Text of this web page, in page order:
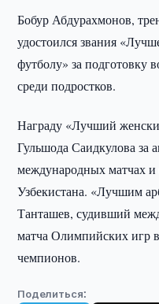
Бобур Абдурахмонов,
удостоился звания
футболу» за подготовку
среди подростков.
Награду «Лучший
Гульшода Саидкулова за
международных матчах
Узбекистана. «Лучшим
Танташев, судивший
матча Олимпийских игр
чемпионов.
Поделиться: